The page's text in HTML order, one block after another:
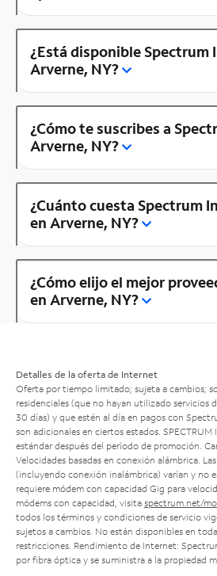
¿Está disponible Spectrum
Arverne, NY?
¿Cómo te suscribes a
Arverne, NY?
¿Cuánto cuesta Spectrum
en Arverne, NY?
¿Cómo elijo el mejor
en Arverne, NY?
Detalles de la oferta de Internet
Oferta por tiempo limitado; sujeta a cambios;
residenciales (que no hayan utilizado servicios
30 días) y que estén al día en pagos con
son adicionales en ciertos estados. SPECTRUM
estándar después del período de promoción.
Velocidades basadas en conexión alámbrica.
(incluyendo conexión inalámbrica) varían y no
requiere módem con capacidad Gig para
módems con capacidad, visita spectrum.net/
todos los términos y condiciones de servicio
sujetos a cambios. No están disponibles en
restricciones. Rendimiento de Internet:
por fibra óptica y se suministra a la propiedad